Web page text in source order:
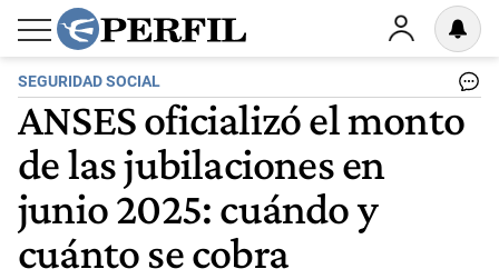
SEGURIDAD SOCIAL
ANSES oficializó el monto
de las jubilaciones en
junio 2025: cuándo y
cuánto se cobra